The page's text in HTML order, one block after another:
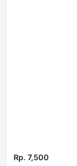
Rp. 7,500